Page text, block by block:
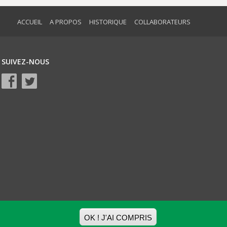
ACCUEIL A PROPOS HISTORIQUE COLLABORATEURS
SUIVEZ-NOUS
OK ! J'AI COMPRIS